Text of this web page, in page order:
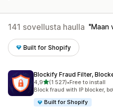
141 sovellusta haulla Maan
Built for Shopify
Blockify Fraud Filter,
4,9/ 5 tähteä
(1 527)
1527 arvostelua yhteensä
•Free to install
Block fraud with IP blocker,
Built for Shopify